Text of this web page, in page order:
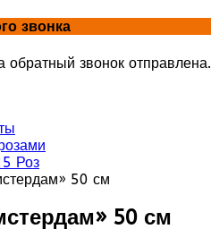
звонка
обратный звонок отправлена.
Роз
50 см
50 см